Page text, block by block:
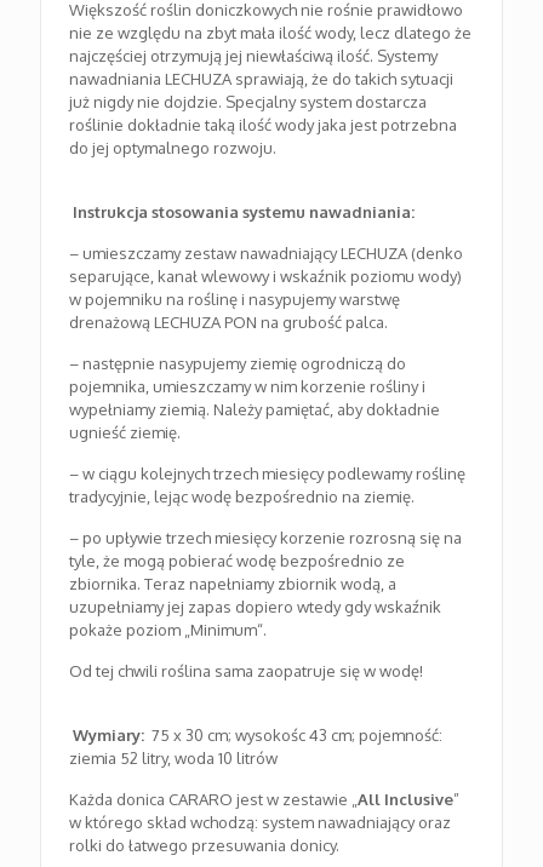
Większość roślin doniczkowych nie rośnie prawidłowo
nie ze względu na zbyt mała ilość wody, lecz dlatego że
najczęściej otrzymują jej niewłaściwą ilość. Systemy
nawadniania LECHUZA sprawiają, że do takich sytuacji
już nigdy nie dojdzie. Specjalny system dostarcza
roślinie dokładnie taką ilość wody jaka jest potrzebna
do jej optymalnego rozwoju.
Instrukcja stosowania systemu nawadniania:
– umieszczamy zestaw nawadniający LECHUZA (denko
separujące, kanał wlewowy i wskaźnik poziomu wody)
w pojemniku na roślinę i nasypujemy warstwę
drenażową LECHUZA PON na grubość palca.
– następnie nasypujemy ziemię ogrodniczą do
pojemnika, umieszczamy w nim korzenie rośliny i
wypełniamy ziemią. Należy pamiętać, aby dokładnie
ugnieść ziemię.
– w ciągu kolejnych trzech miesięcy podlewamy roślinę
tradycyjnie, lejąc wodę bezpośrednio na ziemię.
– po upływie trzech miesięcy korzenie rozrosną się na
tyle, że mogą pobierać wodę bezpośrednio ze
zbiornika. Teraz napełniamy zbiornik wodą, a
uzupełniamy jej zapas dopiero wtedy gdy wskaźnik
pokaże poziom „Minimum“.
Od tej chwili roślina sama zaopatruje się w wodę!
Wymiary: 75 x 30 cm; wysokośc 43 cm; pojemność:
ziemia 52 litry, woda 10 litrów
Każda donica CARARO jest w zestawie „All Inclusive”
w którego skład wchodzą: system nawadniający oraz
rolki do łatwego przesuwania donicy.